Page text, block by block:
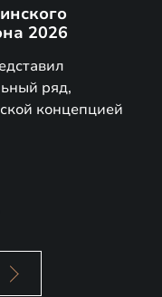
2026
ряд,
концепцией